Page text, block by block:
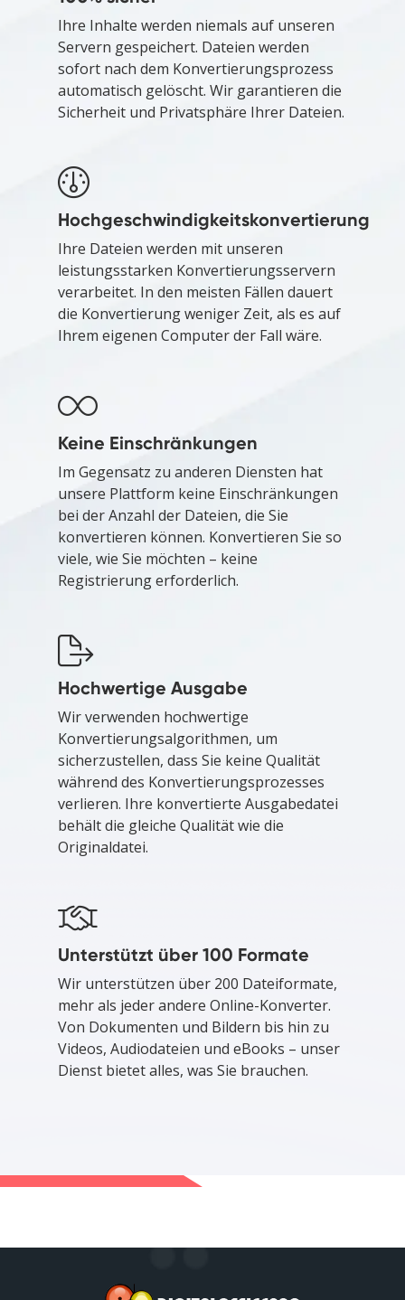
Ihre Inhalte werden niemals auf unseren
Servern gespeichert. Dateien werden
sofort nach dem Konvertierungsprozess
automatisch gelöscht. Wir garantieren die
Sicherheit und Privatsphäre Ihrer Dateien.
Hochgeschwindigkeitskonvertierung
Ihre Dateien werden mit unseren
leistungsstarken Konvertierungsservern
verarbeitet. In den meisten Fällen dauert
die Konvertierung weniger Zeit, als es auf
Ihrem eigenen Computer der Fall wäre.
Keine Einschränkungen
Im Gegensatz zu anderen Diensten hat
unsere Plattform keine Einschränkungen
bei der Anzahl der Dateien, die Sie
konvertieren können. Konvertieren Sie so
viele, wie Sie möchten – keine
Registrierung erforderlich.
Hochwertige Ausgabe
Wir verwenden hochwertige
Konvertierungsalgorithmen, um
sicherzustellen, dass Sie keine Qualität
während des Konvertierungsprozesses
verlieren. Ihre konvertierte Ausgabedatei
behält die gleiche Qualität wie die
Originaldatei.
Unterstützt über 100 Formate
Wir unterstützen über 200 Dateiformate,
mehr als jeder andere Online-Konverter.
Von Dokumenten und Bildern bis hin zu
Videos, Audiodateien und eBooks – unser
Dienst bietet alles, was Sie brauchen.